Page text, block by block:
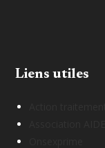
Liens utiles